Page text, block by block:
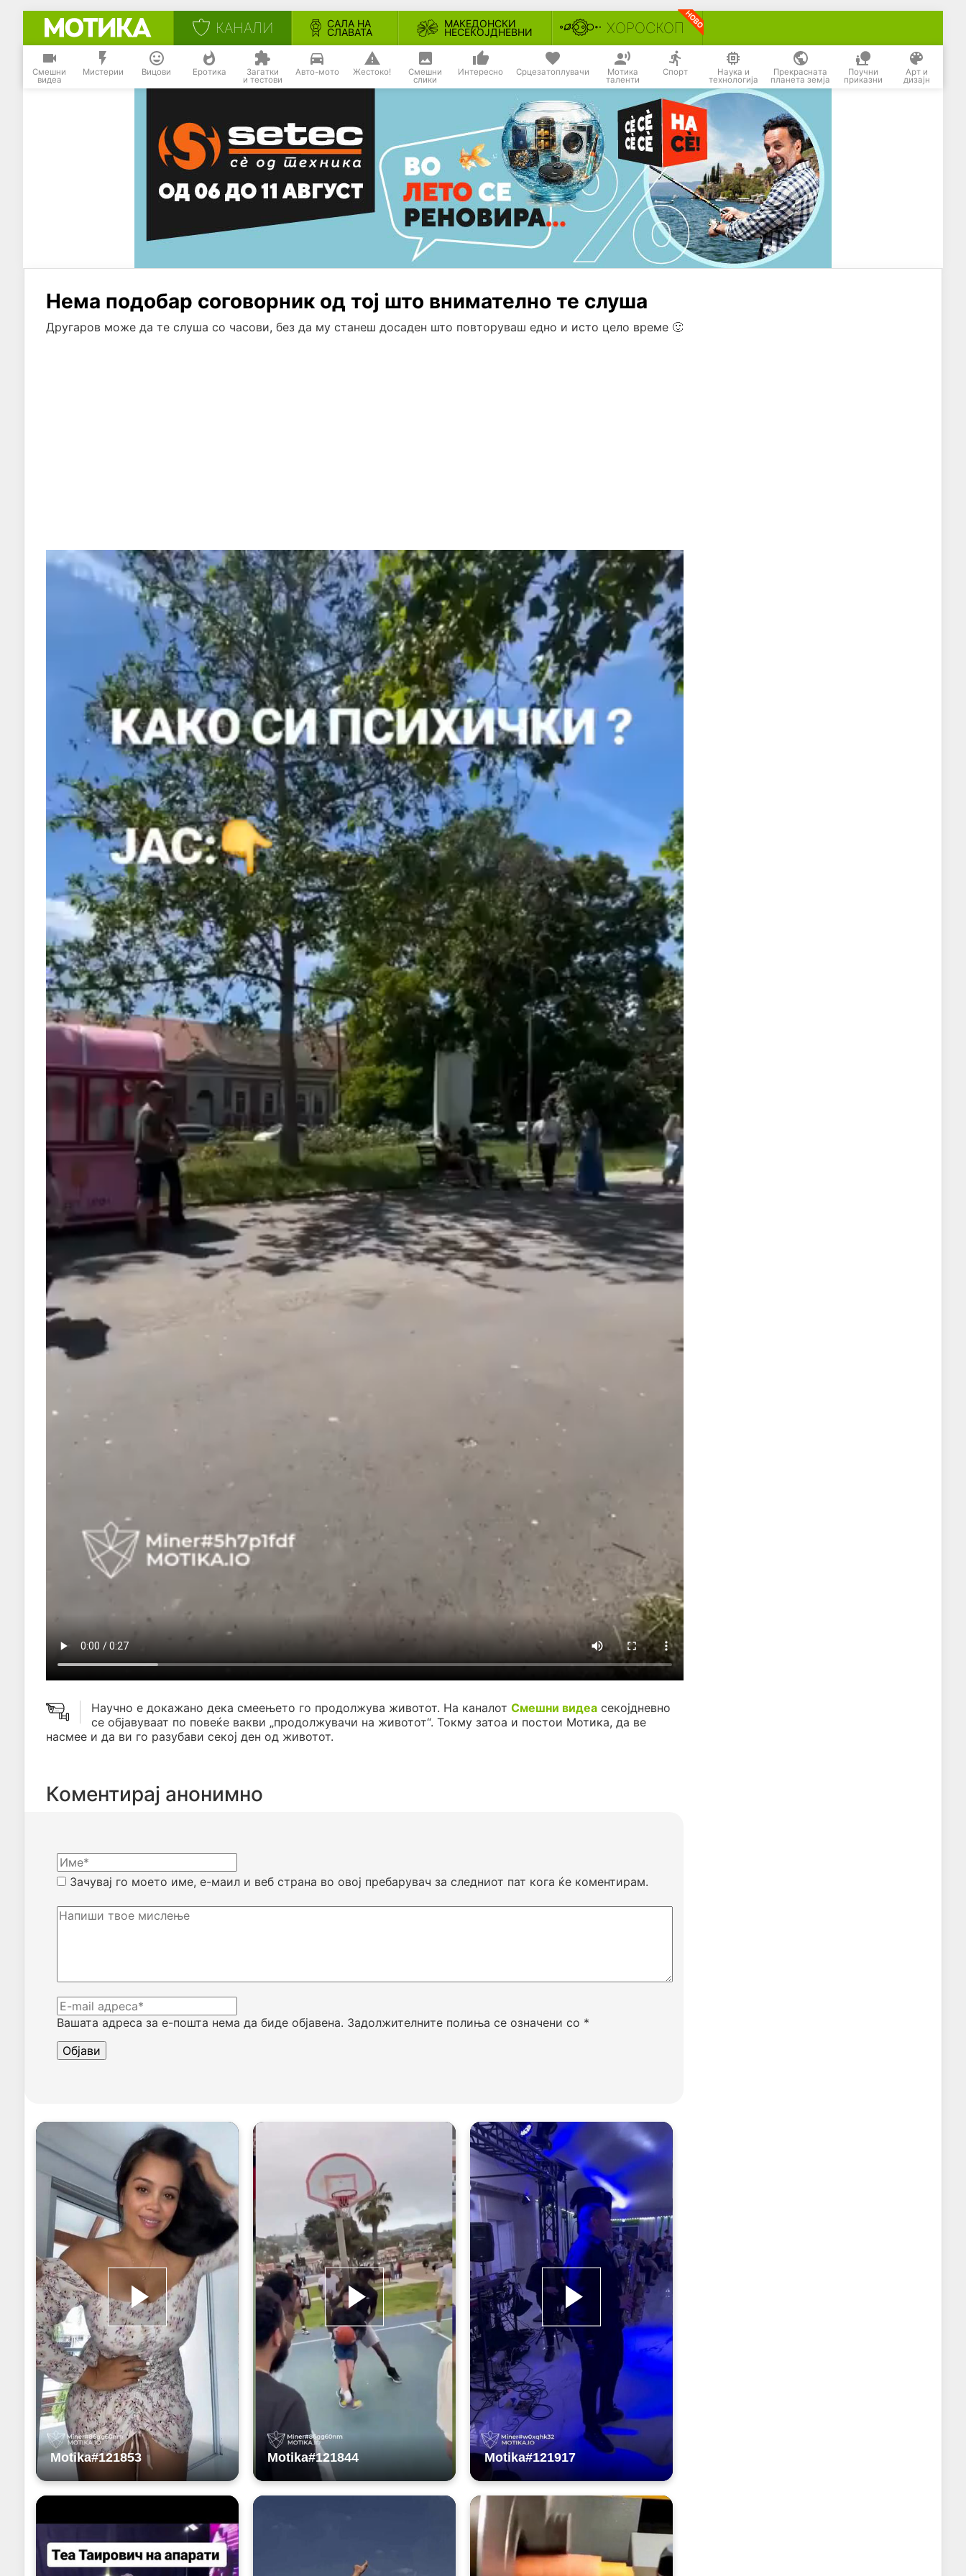
КАНАЛИ САЛА НА
СЛАВАТА
МАКЕДОНСКИ
НЕСЕКОЈДНЕВНИ ХОРОСКОП
Смешни
видеа
Мистерии Вицови Еротика Загатки
и тестови
Авто-мото Жестоко! Смешни
слики
Интересно Срцезатоплувачи Мотика
таленти
Спорт Наука и
технологија
Прекрасната
планета земја
Поучни
приказни
Арт и
дизајн
Нема подобар соговорник од тој што внимателно те слуша
Другаров може да те слуша со часови, без да му станеш досаден што повторуваш едно и исто цело време 🙂
Научно е докажано дека смеењето го продолжува животот. На каналот Смешни видеа секојдневно
се објавуваат по повеќе вакви „продолжувачи на животот“. Токму затоа и постои Мотика, да ве
насмее и да ви го разубави секој ден од животот.
Коментирај анонимно
Вашата адреса за е-пошта нема да биде објавена. Задолжителните полиња се означени со *
Зачувај го моето име, е-маил и веб страна во овој пребарувач за следниот пат кога ќе коментирам.